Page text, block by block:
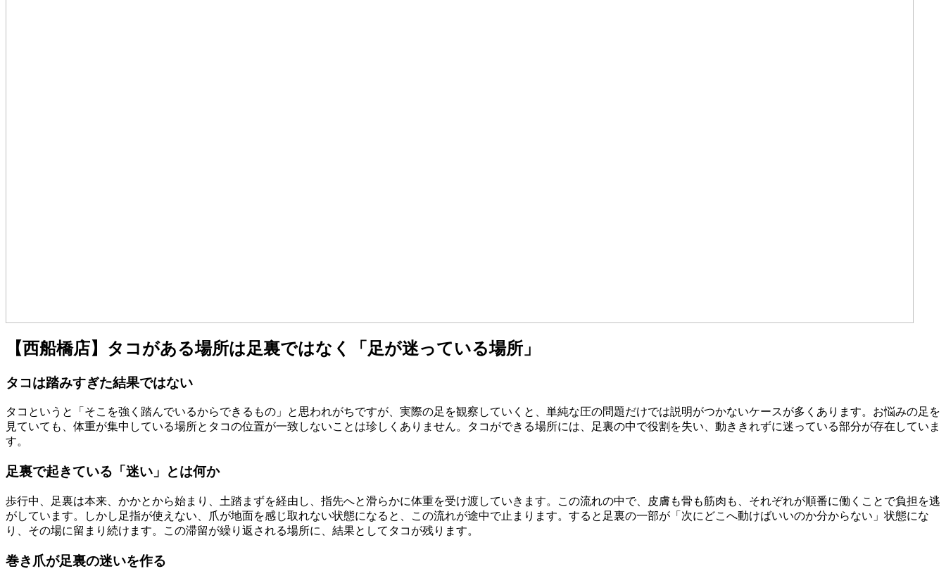
【西船橋店】タコがある場所は足裏ではなく「足が迷っている場所」
タコは踏みすぎた結果ではない
タコというと「そこを強く踏んでいるからできるもの」と思われがちですが、実際の足を観察していくと、単純な圧の問題だけでは説明がつかないケースが多くあります。お悩みの足を
見ていても、体重が集中している場所とタコの位置が一致しないことは珍しくありません。タコができる場所には、足裏の中で役割を失い、動ききれずに迷っている部分が存在していま
す。
足裏で起きている「迷い」とは何か
歩行中、足裏は本来、かかとから始まり、土踏まずを経由し、指先へと滑らかに体重を受け渡していきます。この流れの中で、皮膚も骨も筋肉も、それぞれが順番に働くことで負担を逃
がしています。しかし足指が使えない、爪が地面を感じ取れない状態になると、この流れが途中で止まります。すると足裏の一部が「次にどこへ動けばいいのか分からない」状態にな
り、その場に留まり続けます。この滞留が繰り返される場所に、結果としてタコが残ります。
巻き爪が足裏の迷いを作る